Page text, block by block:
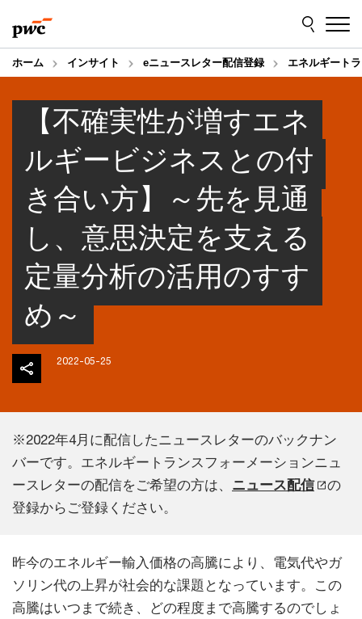
to
content
to
footer
ホーム インサイト eニュースレター配信登録 エネルギート
【不確実性が増すエネ
ルギービジネスとの付
き合い方】～先を見通
し、意思決定を支える
定量分析の活用のすす
め～
2022-05-25
※2022年4月に配信したニュースレターのバックナン
バーです。エネルギートランスフォーメーションニュ
ースレターの配信をご希望の方は、 ニュース配信
の
登録からご登録ください。
昨今のエネルギー輸入価格の高騰により、電気代やガ
ソリン代の上昇が社会的な課題となっています。この
高騰はいつまで続き、どの程度まで高騰するのでしょ